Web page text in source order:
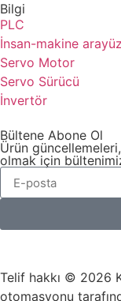
Bilgi
PLC
İnsan-makine
Servo Motor
Servo Sürücü
İnvertör
Bültene Abone Ol
Ürün
olmak için
Telif hakkı © 2026
otomasyonu